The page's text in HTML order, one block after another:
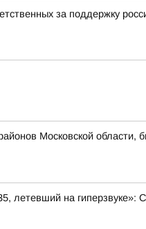
за поддержку
Московской
летевший на